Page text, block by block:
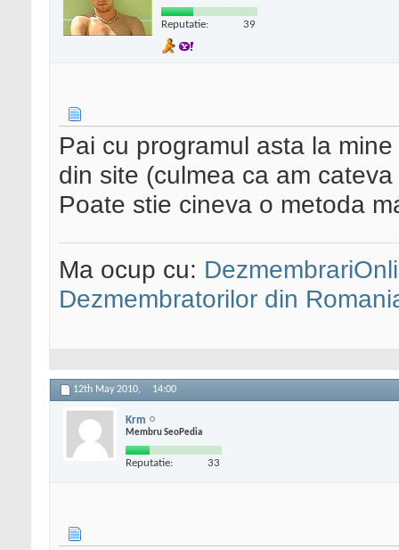
Reputatie: 39
Pai cu programul asta la
din site (culmea ca am
Poate stie cineva o metoda
Ma ocup cu:
Dezmembratorilor din
12th May 2010, 14:00
Krm
Membru SeoPedia
Reputatie: 33